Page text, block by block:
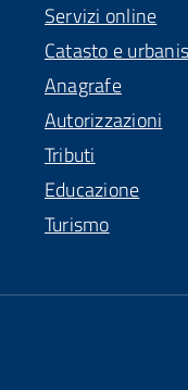
Servizi online
Catasto e
Anagrafe
Autorizzazioni
Tributi
Educazione
Turismo